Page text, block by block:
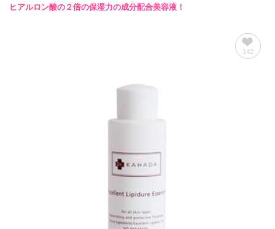
ヒアルロン酸の２倍の保湿力の成分配合美容液！
142